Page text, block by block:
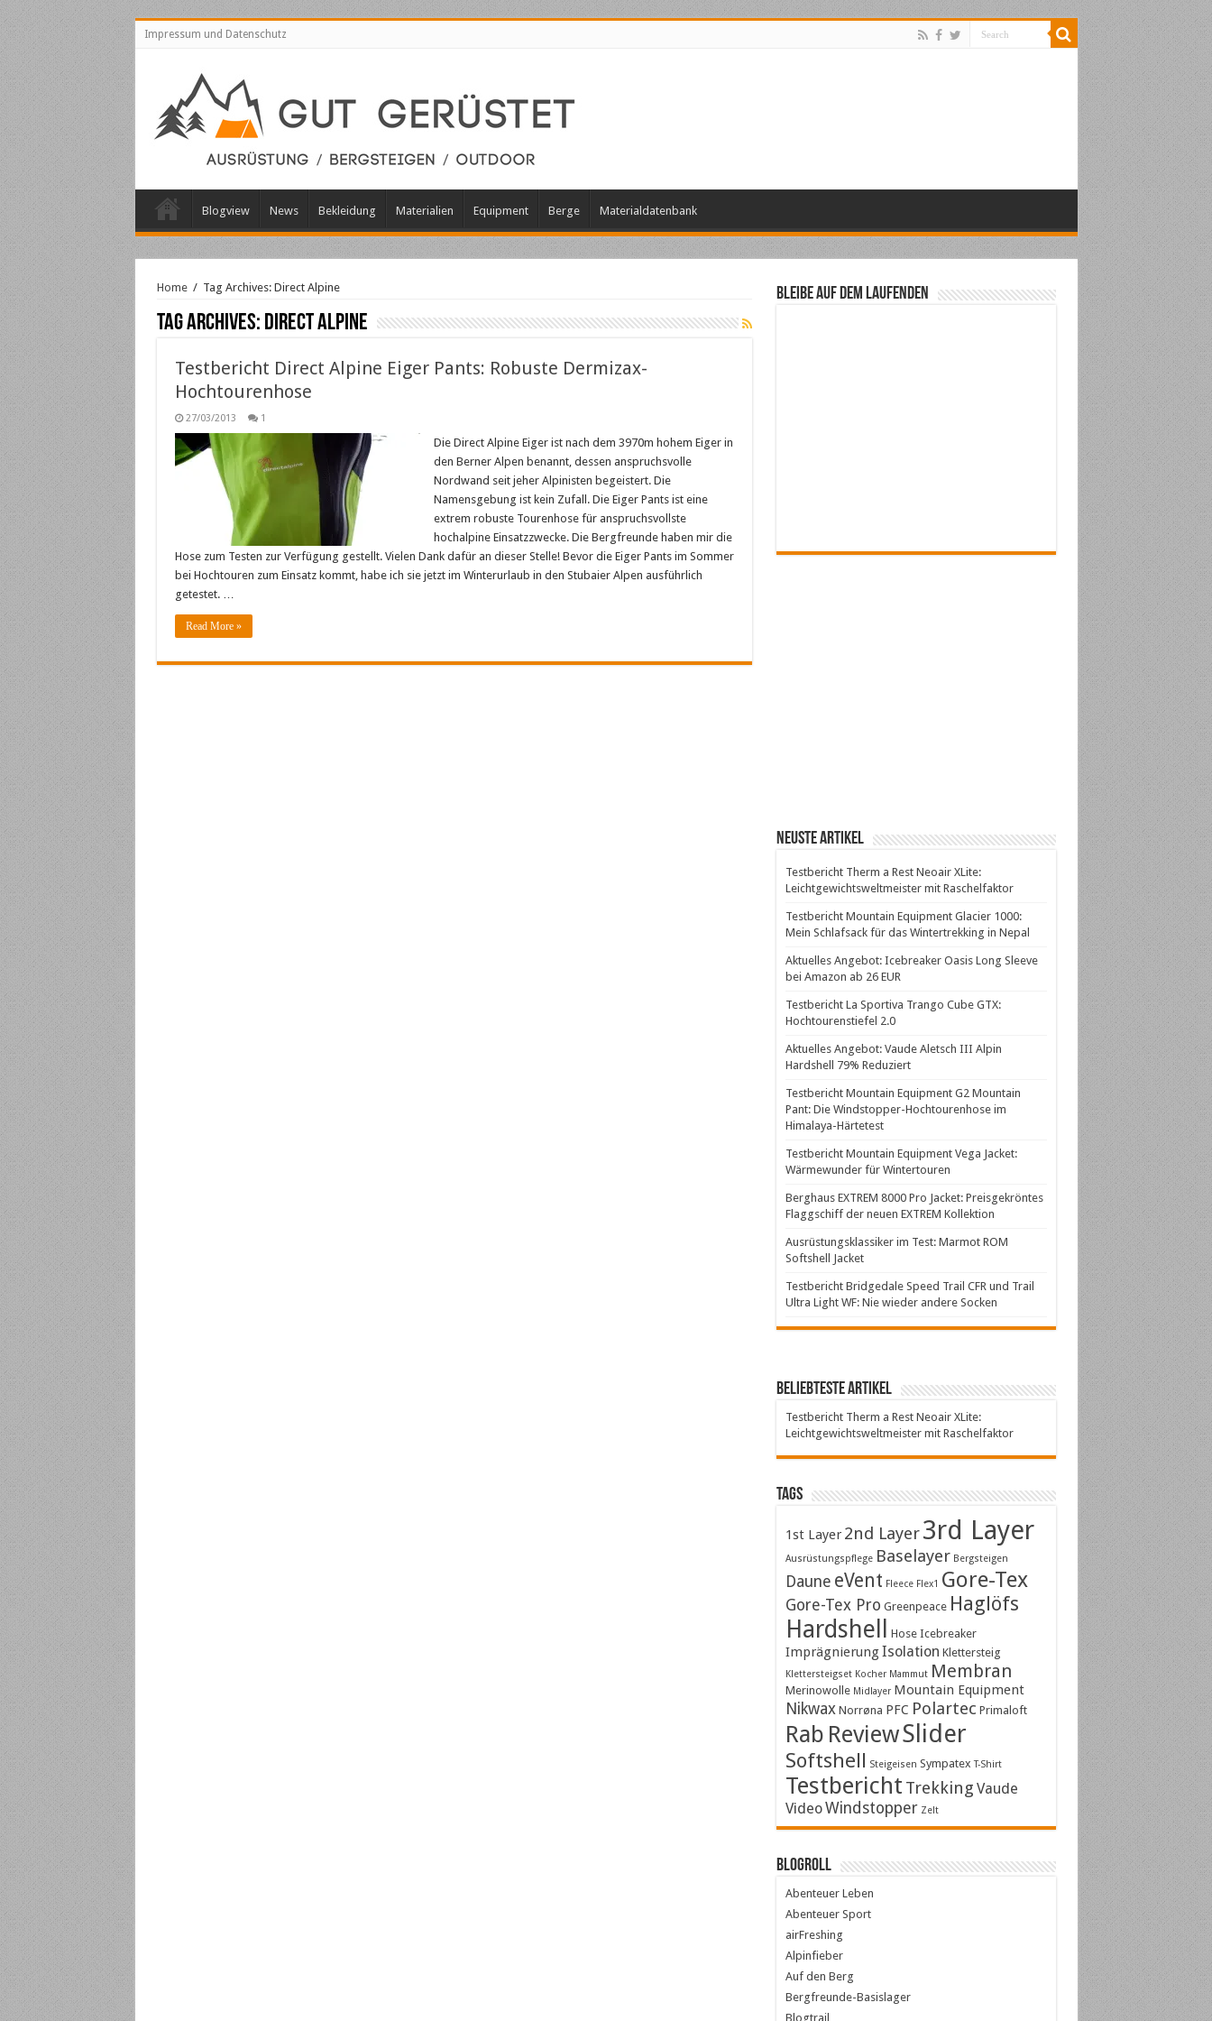
Impressum und Datenschutz
Blogview News Bekleidung Materialien Equipment Berge Materialdatenbank
Home / Tag Archives: Direct Alpine
Tag Archives: Direct Alpine
Testbericht Direct Alpine Eiger Pants: Robuste Dermizax-
Hochtourenhose
27/03/2013 1
Die Direct Alpine Eiger ist nach dem 3970m hohem Eiger in
den Berner Alpen benannt, dessen anspruchsvolle
Nordwand seit jeher Alpinisten begeistert. Die
Namensgebung ist kein Zufall. Die Eiger Pants ist eine
extrem robuste Tourenhose für anspruchsvollste
hochalpine Einsatzzwecke. Die Bergfreunde haben mir die
Hose zum Testen zur Verfügung gestellt. Vielen Dank dafür an dieser Stelle! Bevor die Eiger Pants im Sommer
bei Hochtouren zum Einsatz kommt, habe ich sie jetzt im Winterurlaub in den Stubaier Alpen ausführlich
getestet. …
Read More »
Bleibe auf dem Laufenden
Neuste Artikel
Testbericht Therm a Rest Neoair XLite:
Leichtgewichtsweltmeister mit Raschelfaktor
Testbericht Mountain Equipment Glacier 1000:
Mein Schlafsack für das Wintertrekking in Nepal
Aktuelles Angebot: Icebreaker Oasis Long Sleeve
bei Amazon ab 26 EUR
Testbericht La Sportiva Trango Cube GTX:
Hochtourenstiefel 2.0
Aktuelles Angebot: Vaude Aletsch III Alpin
Hardshell 79% Reduziert
Testbericht Mountain Equipment G2 Mountain
Pant: Die Windstopper-Hochtourenhose im
Himalaya-Härtetest
Testbericht Mountain Equipment Vega Jacket:
Wärmewunder für Wintertouren
Berghaus EXTREM 8000 Pro Jacket: Preisgekröntes
Flaggschiff der neuen EXTREM Kollektion
Ausrüstungsklassiker im Test: Marmot ROM
Softshell Jacket
Testbericht Bridgedale Speed Trail CFR und Trail
Ultra Light WF: Nie wieder andere Socken
Beliebteste Artikel
Testbericht Therm a Rest Neoair XLite:
Leichtgewichtsweltmeister mit Raschelfaktor
Tags
1st Layer 2nd Layer3rd Layer
Ausrüstungspflege Baselayer Bergsteigen
Daune eVent Fleece Flex1 Gore-Tex
Gore-Tex Pro Greenpeace Haglöfs
Hardshell Hose Icebreaker
ImprägnierungIsolation Klettersteig
Klettersteigset Kocher Mammut Membran
Merinowolle Midlayer Mountain Equipment
Nikwax Norrøna PFC Polartec Primaloft
Rab ReviewSlider
Softshell Steigeisen Sympatex T-Shirt
Testbericht Trekking Vaude
VideoWindstopper Zelt
Blogroll
Abenteuer Leben
Abenteuer Sport
airFreshing
Alpinfieber
Auf den Berg
Bergfreunde-Basislager
Blogtrail